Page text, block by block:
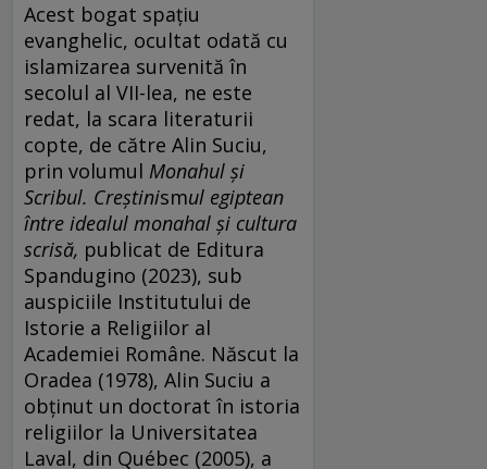
Acest bogat spațiu
evanghelic, ocultat odată cu
islamizarea survenită în
secolul al VII-lea, ne este
redat, la scara literaturii
copte, de către Alin Suciu,
prin volumul Monahul și
Scribul. Creștinismul egiptean
între idealul monahal și cultura
scrisă, publicat de Editura
Spandugino (2023), sub
auspiciile Institutului de
Istorie a Religiilor al
Academiei Române. Născut la
Oradea (1978), Alin Suciu a
obținut un doctorat în istoria
religiilor la Universitatea
Laval, din Québec (2005), a